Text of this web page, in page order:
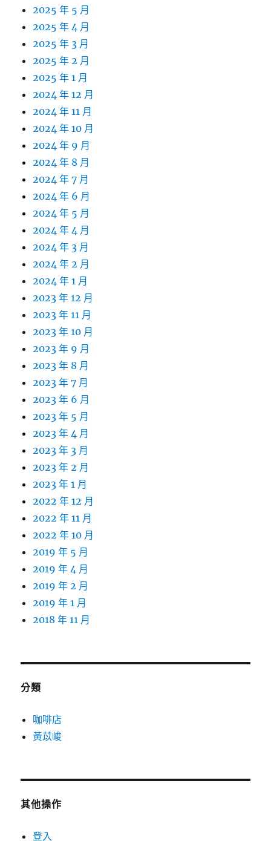
2025 年 5 月
2025 年 4 月
2025 年 3 月
2025 年 2 月
2025 年 1 月
2024 年 12 月
2024 年 11 月
2024 年 10 月
2024 年 9 月
2024 年 8 月
2024 年 7 月
2024 年 6 月
2024 年 5 月
2024 年 4 月
2024 年 3 月
2024 年 2 月
2024 年 1 月
2023 年 12 月
2023 年 11 月
2023 年 10 月
2023 年 9 月
2023 年 8 月
2023 年 7 月
2023 年 6 月
2023 年 5 月
2023 年 4 月
2023 年 3 月
2023 年 2 月
2023 年 1 月
2022 年 12 月
2022 年 11 月
2022 年 10 月
2019 年 5 月
2019 年 4 月
2019 年 2 月
2019 年 1 月
2018 年 11 月
分類
咖啡店
黃苡峻
其他操作
登入